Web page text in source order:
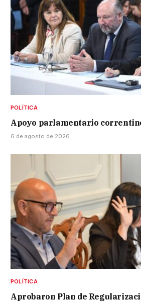
POLÍTICA
Apoyo parlamentario
6 de agosto de 2026
POLÍTICA
Aprobaron Plan de